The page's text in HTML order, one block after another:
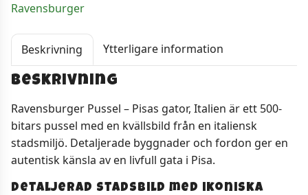
Ravensburger
Beskrivning Ytterligare information
Beskrivning
Ravensburger Pussel – Pisas gator, Italien är ett 500-
bitars pussel med en kvällsbild från en italiensk
stadsmiljö. Detaljerade byggnader och fordon ger en
autentisk känsla av en livfull gata i Pisa.
Detaljerad stadsbild med ikoniska